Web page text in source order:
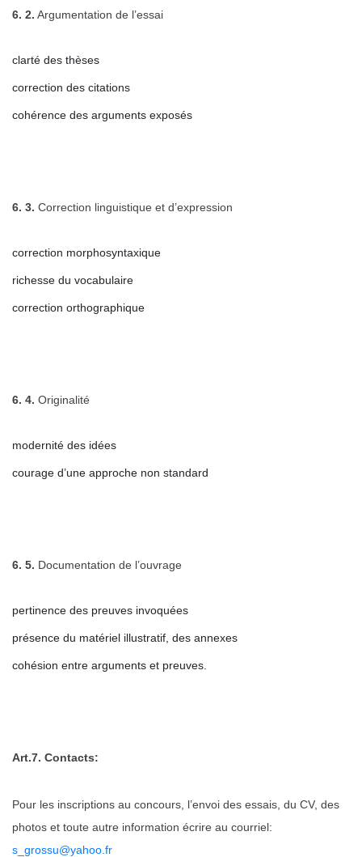
6. 2. Argumentation de l’essai
clarté des thèses
correction des citations
cohérence des arguments exposés
6. 3. Correction linguistique et d’expression
correction morphosyntaxique
richesse du vocabulaire
correction orthographique
6. 4. Originalité
modernité des idées
courage d’une approche non standard
6. 5. Documentation de l’ouvrage
pertinence des preuves invoquées
présence du matériel illustratif, des annexes
cohésion entre arguments et preuves.
Art.7. Contacts:
Pour les inscriptions au concours, l’envoi des essais, du CV, des
photos et toute autre information écrire au courriel:
s_grossu@yahoo.fr